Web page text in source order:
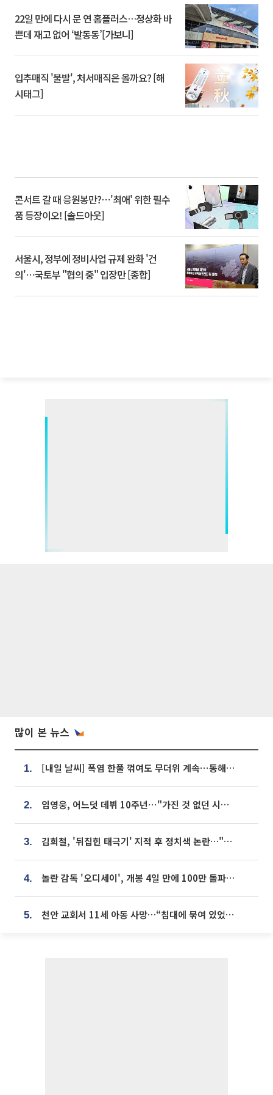
22일 만에 다시 문 연 홈플러스…정상화 바
쁜데 재고 없어 ‘발동동’[가보니]
입추매직 '불발', 처서매직은 올까요? [해
시태그]
콘서트 갈 때 응원봉만?⋯'최애' 위한 필수
품 등장이오! [솔드아웃]
서울시, 정부에 정비사업 규제 완화 '건
의'⋯국토부 "협의 중" 입장만 [종합]
많이 본 뉴스
1. [내일 날씨] 폭염 한풀 꺾여도 무더위 계속⋯동해안 이틀 연속 비
2. 임영웅, 어느덧 데뷔 10주년⋯"가진 것 없던 시절, 내 앞엔 20명의 팬뿐"
3. 김희철, '뒤집힌 태극기' 지적 후 정치색 논란…"좌우 떠나 우리나라 국기"
4. 놀란 감독 '오디세이', 개봉 4일 만에 100만 돌파⋯'왕사남' 보다 빠르다
5. 천안 교회서 11세 아동 사망…“침대에 묶여 있었다” 진술 확보